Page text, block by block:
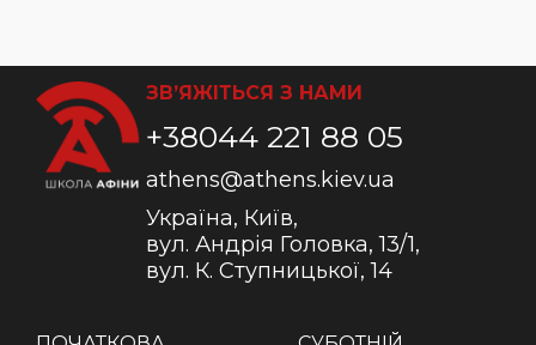
ЗВ’ЯЖІТЬСЯ З НАМИ
+38044 221 88 05
athens@athens.kiev.ua
Україна, Київ,
вул. Андрія Головка, 13/1,
вул. К. Ступницької, 14